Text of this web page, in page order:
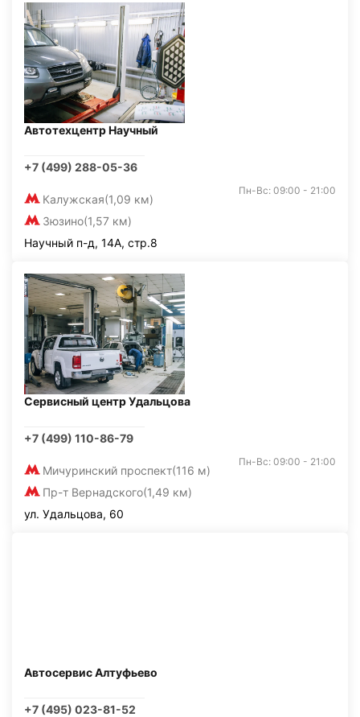
Автотехцентр Научный
+7 (499) 288-05-36
Калужская(1,09 км)
Зюзино(1,57 км)
Пн-Вс: 09:00 - 21:00
Научный п-д, 14А, стр.8
Сервисный центр Удальцова
+7 (499) 110-86-79
Мичуринский проспект(116 м)
Пр-т Вернадского(1,49 км)
Пн-Вс: 09:00 - 21:00
ул. Удальцова, 60
Автосервис Алтуфьево
+7 (495) 023-81-52